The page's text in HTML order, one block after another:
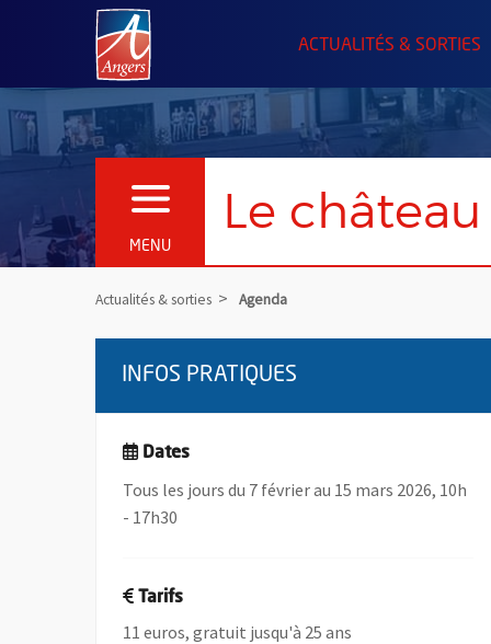
Angers.fr : Retour à l'accueil
ACTUALITÉS & SORTIES
MENU
OUVRIR LE MENU Le
Actualités & sorties Agenda
INFOS PRATIQUES
Dates
Tous les jours du 7 février au 15 mars 2026, 10h
- 17h30
Tarifs
11 euros, gratuit jusqu'à 25 ans